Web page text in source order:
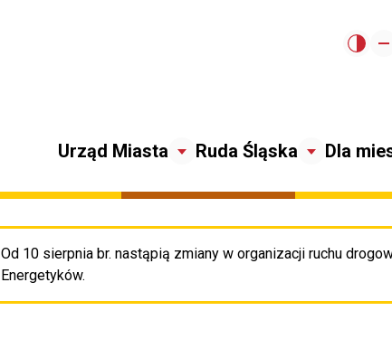
Urząd Miasta Ruda Śląska Dla
Od 10 sierpnia br. nastąpią zmiany w organizacji ruchu
Energetyków.